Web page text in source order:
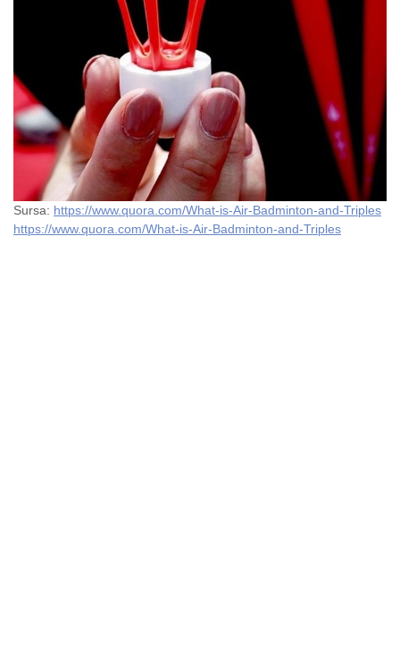
Sursa: https://www.quora.com/What-is-Air-Badminton-and-Triples
https://www.quora.com/What-is-Air-Badminton-and-Triples